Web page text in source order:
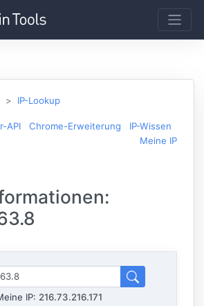
IP-Lookup
API Chrome-Erweiterung
IP-Wissen
Meine IP
IP: 216.73.216.171